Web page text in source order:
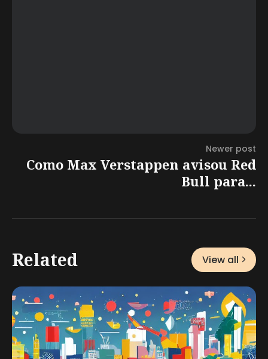
Newer post
Como Max Verstappen avisou Red
Bull para...
Related View all